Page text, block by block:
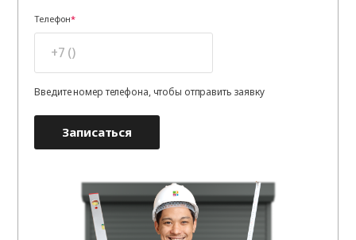
Телефон
Введите номер телефона, чтобы отправить заявку
Записаться